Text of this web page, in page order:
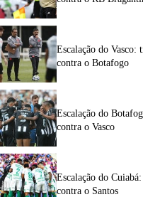
Escalação do Vasco:
contra o Botafogo
Escalação do
contra o Vasco
Escalação do
contra o Santos